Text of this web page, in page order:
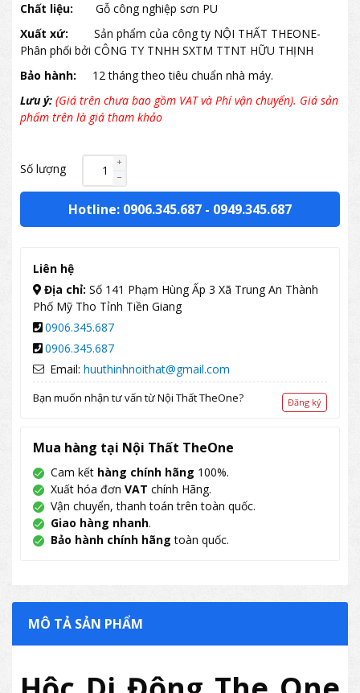
Chất liệu:
Gỗ công nghiệp sơn PU
Xuất xứ:
Sản phẩm của công ty NỘI THẤT THEONE-
Phân phối bởi CÔNG TY TNHH SXTM TTNT HỮU THỊNH
Bảo hành:
12 tháng theo tiêu chuẩn nhà máy.
Lưu ý: (Giá trên chưa bao gồm VAT và Phí vận chuyển). Giá sản
phẩm trên là giá tham khảo
Số lượng
Hotline: 0906.345.687 - 0949.345.687
Liên hệ
Địa chỉ: Số 141 Phạm Hùng Ấp 3 Xã Trung An Thành
Phố Mỹ Tho Tỉnh Tiền Giang
0906.345.687
0906.345.687
Email: huuthinhnoithat@gmail.com
Bạn muốn nhận tư vấn từ Nội Thất TheOne? Đăng ký
Mua hàng tại Nội Thất TheOne
Cam kết hàng chính hãng 100%.
Xuất hóa đơn VAT chính Hãng.
Vận chuyển, thanh toán trên toàn quốc.
Giao hàng nhanh.
Bảo hành chính hãng toàn quốc.
MÔ TẢ SẢN PHẨM